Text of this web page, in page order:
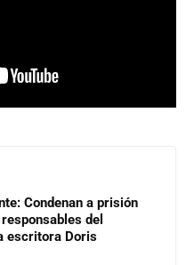
Condenan a prisión
del
escritora Doris